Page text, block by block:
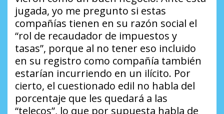
jugada, yo me pregunto si estas
compañías tienen en su razón social el
“rol de recaudador de impuestos y
tasas”, porque al no tener eso incluido
en su registro como compañía también
estarían incurriendo en un ilícito. Por
cierto, el cuestionado edil no habla del
porcentaje que les quedará a las
“telecos”, lo que por supuesta habla de